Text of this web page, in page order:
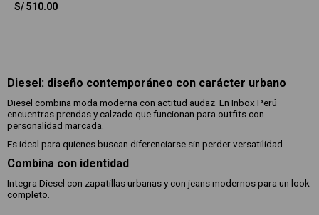
S/510.00
Diesel: diseño contemporáneo con carácter urbano
Diesel combina moda moderna con actitud audaz. En Inbox Perú
encuentras prendas y calzado que funcionan para outfits con
personalidad marcada.
Es ideal para quienes buscan diferenciarse sin perder versatilidad.
Combina con identidad
Integra Diesel con zapatillas urbanas y con jeans modernos para un look
completo.